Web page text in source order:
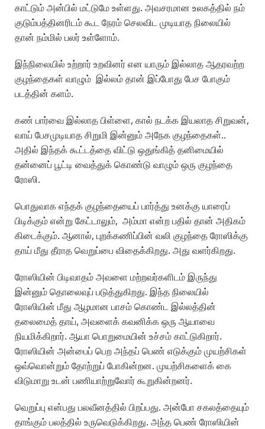
காட்டும் அன்பில் மட்டுமே உள்ளது. அவசரமான உலகத்தில் நம்
குடும்பத்தினரிடம் கூட நேரம் செலவிட முடியாத நிலையில்
தான் நம்மில் பலர் உள்ளோம்.
இந்நிலையில் உற்றார் உறவினர் என யாரும் இல்லாத ஆதரவற்ற
குழந்தைகள் வாழும் இல்லம் தான் இப்போது பேச போகும்
படத்தின் களம்.
கண் பார்வை இல்லாத பிள்ளை, கால் நடக்க இயலாத சிறுவன்,
வாய் பேசமுடியாத சிறுமி இன்னும் அநேக குழந்தைகள்..
அதில் இந்தக் கூட்டத்தை விட்டு ஒதுங்கித் தனிமையில்
தன்னைப் பூட்டி வைத்துக் கொண்டு வாழும் ஒரு குழந்தை
ரோஸி.
பொதுவாக எந்தக் குழந்தையைப் பார்த்து உனக்கு யாரைப்
பிடிக்கும் என்று கேட்டாலும், அம்மா என்ற பதில் தான் அதிகம்
கிடைக்கும். ஆனால், புறக்கணிப்பின் வலி குழந்தை ரோஸிக்கு
தாய் மீது தீராத வெறுப்பை விதைக்கிறது. அது வளர்கிறது.
ரோஸியின் பிடிவாதம் அவளை மற்றவர்களிடம் இருந்து
இன்னும் தொலைவுப் படுத்துகிறது. இந்த நிலையில்
ரோஸியின் மீது ஆழமான பாசம் கொண்ட இல்லத்தின்
தலைமைத் தாய், அவளைக் கவனிக்க ஒரு ஆயாவை
நியமிக்கிறார். ஆயா பொறுமையின் உச்சம் காட்டுகிறார்.
ரோஸியின் அன்பைப் பெற அந்தப் பெண் எடுக்கும் முயற்சிகள்
ஒவ்வொன்றும் தோற்றுப் போகின்றன. முயற்சிகளைக் கை
விடுமாறு உடன் பணியாற்றுவோர் கூறுகின்றனர்.
வெறுப்பு என்பது பலவீனத்தில் பிறப்பது. அன்போ சகலத்தையும்
தாங்கும் பலத்தில் உருவெடுக்கிறது. அந்த பெண் ரோஸியின்